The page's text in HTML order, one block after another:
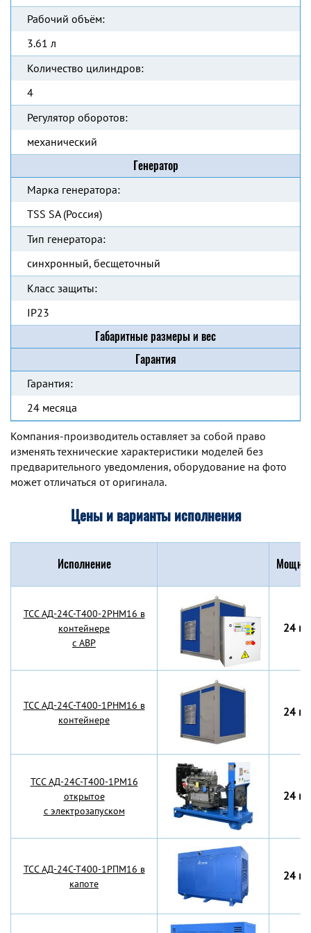
Рабочий объём:
3.61 л
Количество цилиндров:
4
Регулятор оборотов:
механический
Генератор
Марка генератора:
TSS SA (Россия)
Тип генератора:
синхронный, бесщеточный
Класс защиты:
IP23
Габаритные размеры и вес
Гарантия
Гарантия:
24 месяца
Компания-производитель оставляет за собой право
изменять технические характеристики моделей без
предварительного уведомления, оборудование на фото
может отличаться от оригинала.
Цены и варианты исполнения
Исполнение
TCC АД-24С-Т400-2РНМ16 в
контейнере
с АВР
24
TCC АД-24С-Т400-1РНМ16 в
контейнере
24
TCC АД-24С-Т400-1РМ16
открытое
с электрозапуском
24
TCC АД-24С-Т400-1РПМ16 в
капоте
24